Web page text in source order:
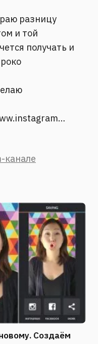
разницу
и той
получать и
канале
Создаём